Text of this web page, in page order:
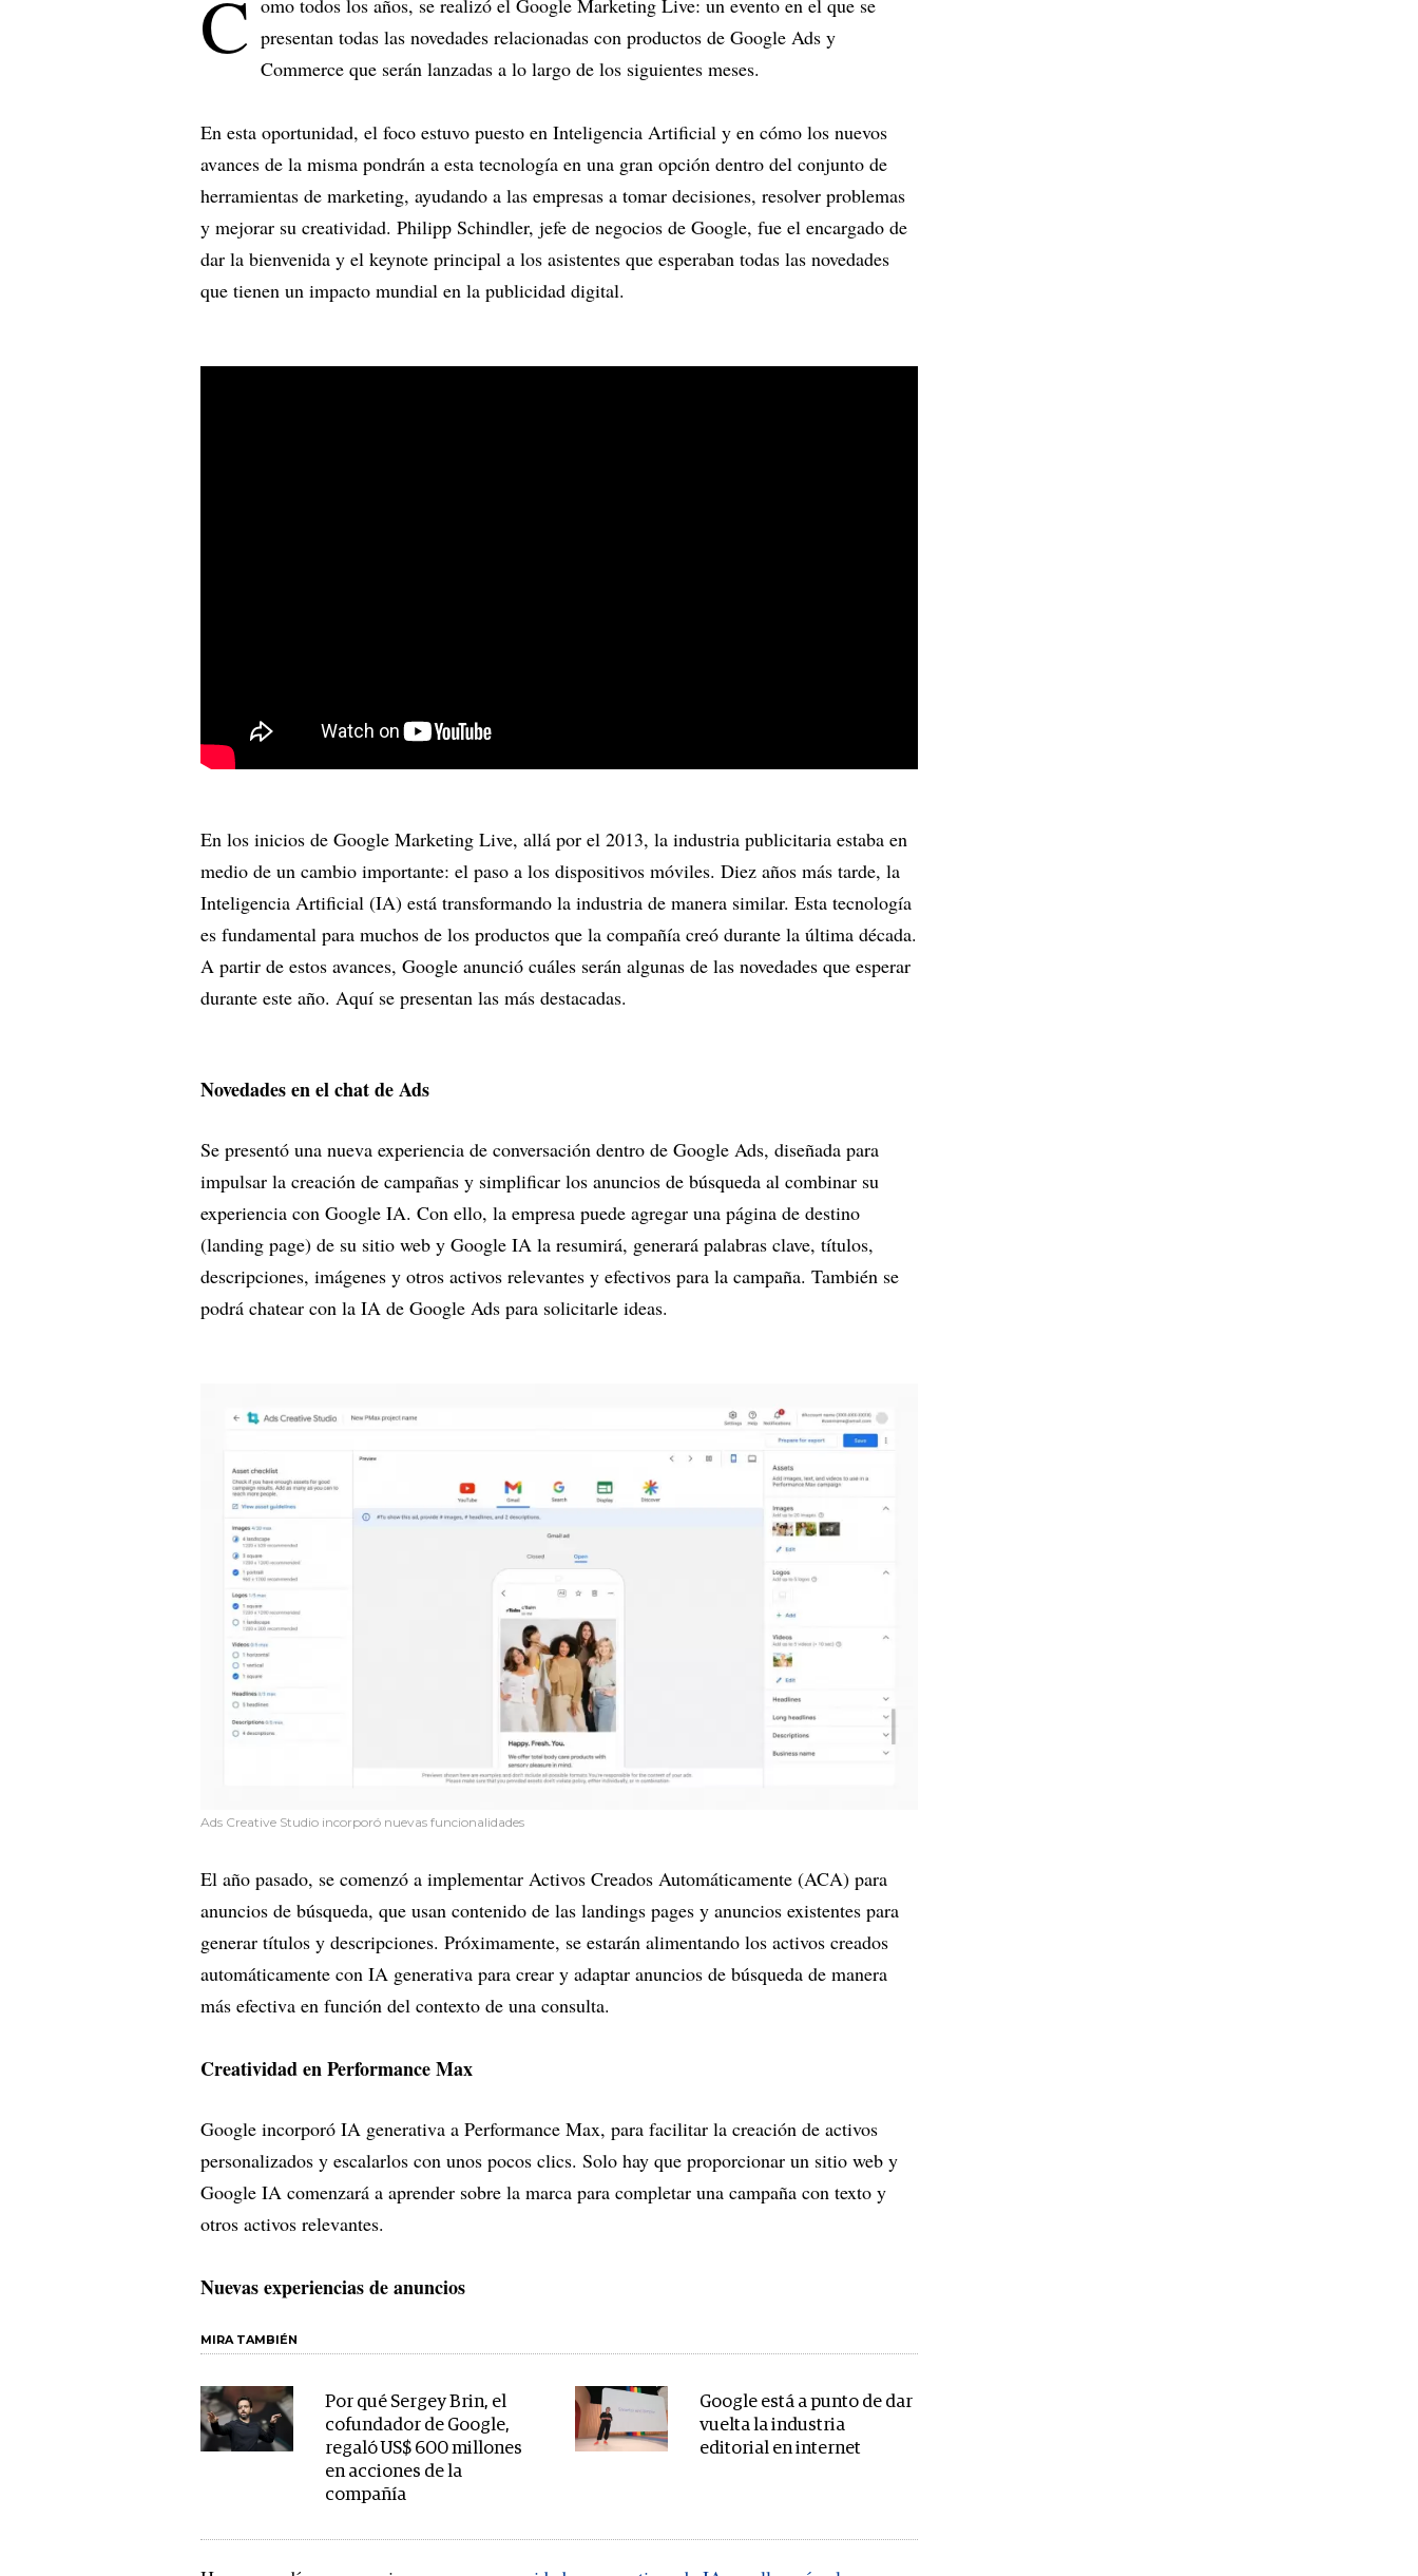
C omo todos los años, se realizó el Google Marketing Live: un evento en el que se
presentan todas las novedades relacionadas con productos de Google Ads y
Commerce que serán lanzadas a lo largo de los siguientes meses.
En esta oportunidad, el foco estuvo puesto en Inteligencia Artificial y en cómo los nuevos
avances de la misma pondrán a esta tecnología en una gran opción dentro del conjunto de
herramientas de marketing, ayudando a las empresas a tomar decisiones, resolver problemas
y mejorar su creatividad. Philipp Schindler, jefe de negocios de Google, fue el encargado de
dar la bienvenida y el keynote principal a los asistentes que esperaban todas las novedades
que tienen un impacto mundial en la publicidad digital.
En los inicios de Google Marketing Live, allá por el 2013, la industria publicitaria estaba en
medio de un cambio importante: el paso a los dispositivos móviles. Diez años más tarde, la
Inteligencia Artificial (IA) está transformando la industria de manera similar. Esta tecnología
es fundamental para muchos de los productos que la compañía creó durante la última década.
A partir de estos avances, Google anunció cuáles serán algunas de las novedades que esperar
durante este año. Aquí se presentan las más destacadas.
Novedades en el chat de Ads
Se presentó una nueva experiencia de conversación dentro de Google Ads, diseñada para
impulsar la creación de campañas y simplificar los anuncios de búsqueda al combinar su
experiencia con Google IA. Con ello, la empresa puede agregar una página de destino
(landing page) de su sitio web y Google IA la resumirá, generará palabras clave, títulos,
descripciones, imágenes y otros activos relevantes y efectivos para la campaña. También se
podrá chatear con la IA de Google Ads para solicitarle ideas.
Ads Creative Studio incorporó nuevas funcionalidades
El año pasado, se comenzó a implementar Activos Creados Automáticamente (ACA) para
anuncios de búsqueda, que usan contenido de las landings pages y anuncios existentes para
generar títulos y descripciones. Próximamente, se estarán alimentando los activos creados
automáticamente con IA generativa para crear y adaptar anuncios de búsqueda de manera
más efectiva en función del contexto de una consulta.
Creatividad en Performance Max
Google incorporó IA generativa a Performance Max, para facilitar la creación de activos
personalizados y escalarlos con unos pocos clics. Solo hay que proporcionar un sitio web y
Google IA comenzará a aprender sobre la marca para completar una campaña con texto y
otros activos relevantes.
Nuevas experiencias de anuncios
MIRA TAMBIÉN
Por qué Sergey Brin, el
cofundador de Google,
regaló US$ 600 millones
en acciones de la
compañía
Google está a punto de dar
vuelta la industria
editorial en internet